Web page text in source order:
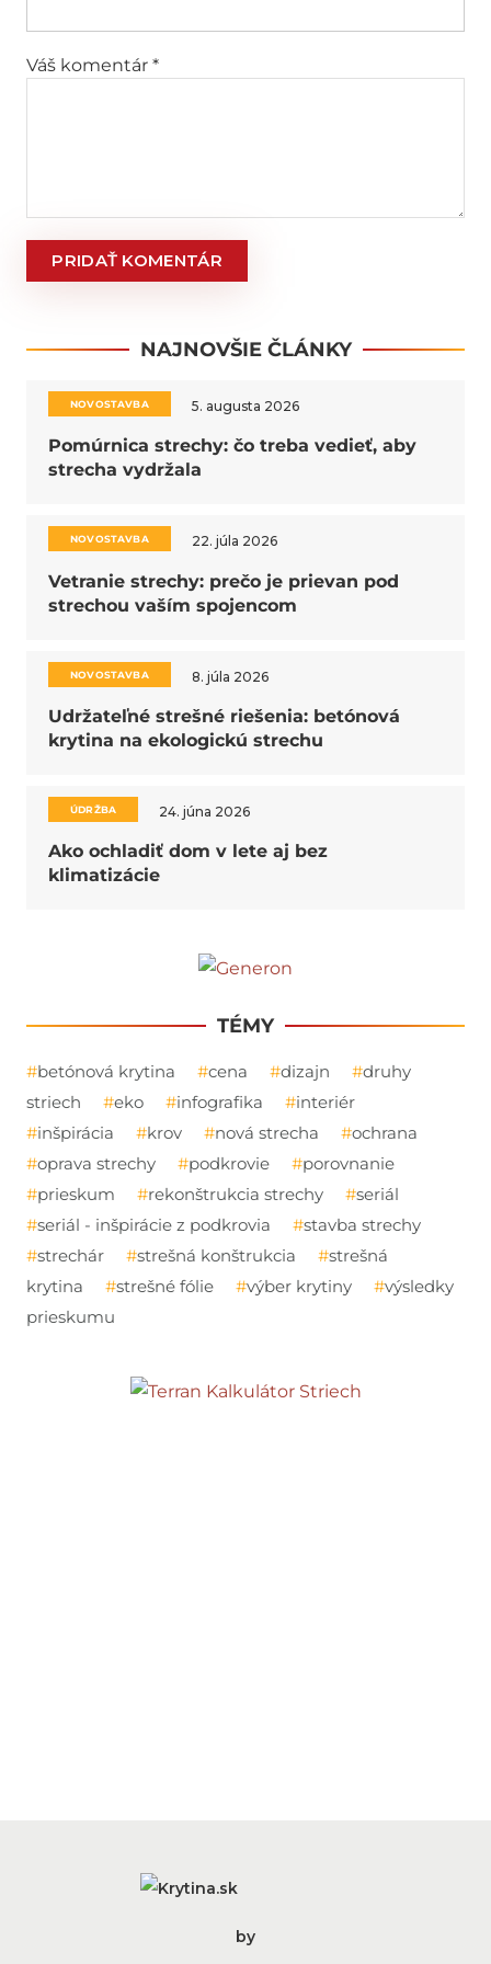
PRIDAŤ KOMENTÁR
NAJNOVŠIE ČLÁNKY
NOVOSTAVBA 5. augusta 2026
Pomúrnica strechy: čo treba vedieť, aby
strecha vydržala
NOVOSTAVBA 22. júla 2026
Vetranie strechy: prečo je prievan pod
strechou vaším spojencom
NOVOSTAVBA 8. júla 2026
Udržateľné strešné riešenia: betónová
krytina na ekologickú strechu
ÚDRŽBA 24. júna 2026
Ako ochladiť dom v lete aj bez
klimatizácie
TÉMY
betónová krytina cena dizajn
druhy
striech
eko infografika
interiér
inšpirácia
krov nová strecha
ochrana
oprava strechy
podkrovie
porovnanie
prieskum
rekonštrukcia strechy
seriál
seriál - inšpirácie z podkrovia
stavba strechy
strechár
strešná konštrukcia
strešná
krytina
strešné fólie výber krytiny
výsledky
prieskumu